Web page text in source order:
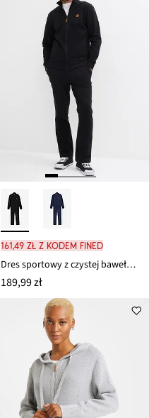
161,49 zł z kodem FINED
Dres sportowy z czystej bawełny organicznej (komplet 2-cz.)
189,99 zł